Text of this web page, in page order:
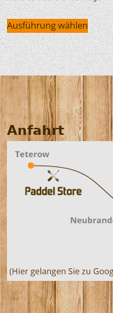
Ausführung wählen
Anfahrt